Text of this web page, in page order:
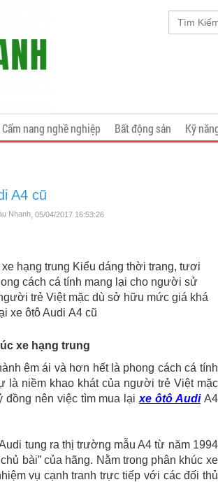
Cẩm nang nghề nghiệp Bất động sản Kỹ
A4 cũ
Nhanh , 05/04/2017 16:53:26
hạng trung Kiểu dáng thời trang, tươi
cách cá tính mang lại cho người sử
trẻ Việt mặc dù sở hữu mức giá khá
xe ôtô Audi A4 cũ
xe hạng trung
êm ái và hơn hết là phong cách cá tính
là niềm khao khát của người trẻ Việt mặc
đồng nên việc tìm mua lạixe ôtô AudiA4
tung ra thị trường mẫu A4 từ năm 1994
bài” của hãng. Nằm trong phân khúc xe
vụ cạnh tranh trực tiếp với các đối thủ